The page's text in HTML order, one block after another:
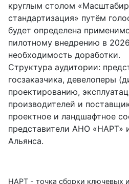
круглым столом
стандартизация» путём
будет определена
пилотному внедрению в
необходимость доработки.
Структура аудитории:
госзаказчика, девелоперы
проектированию,
производителей и
проектное и ландшафтное
представители АНО «НАРТ»
Альянса.
НАРТ - точка сборки ключевых